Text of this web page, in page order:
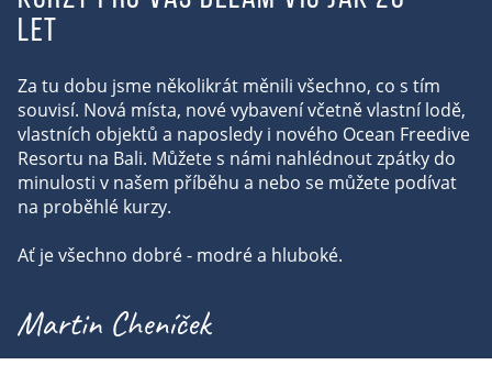
let
Za tu dobu jsme několikrát měnili všechno, co s tím
souvisí. Nová místa, nové vybavení včetně vlastní lodě,
vlastních objektů a naposledy i nového Ocean Freedive
Resortu na Bali. Můžete s námi nahlédnout zpátky do
minulosti v našem příběhu a nebo se můžete podívat
na proběhlé kurzy.
Ať je všechno dobré - modré a hluboké.